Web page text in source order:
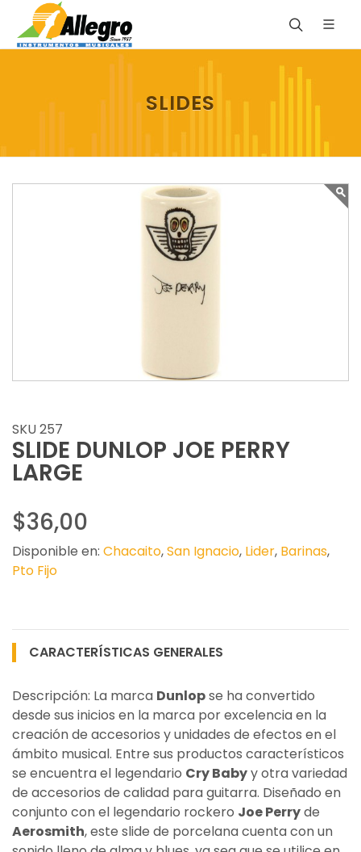
SLIDES
SKU 257
SLIDE DUNLOP JOE PERRY
LARGE
$36,00
Disponible en: Chacaito,San Ignacio, Lider, Barinas,
Pto Fijo
CARACTERÍSTICAS GENERALES
Descripción: La marca Dunlopse ha convertido
desde sus inicios en la marca por excelencia en la
creación de accesorios y unidades de efectos en el
ámbito musical. Entre sus productos característicos
se encuentra el legendario Cry Babyy otra variedad
de accesorios de calidad para guitarra. Diseñado en
conjunto con el legendario rockero Joe Perryde
Aerosmith, este slide de porcelana cuenta con un